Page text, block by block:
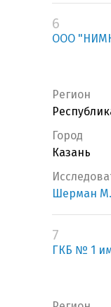
6
ООО
Регион
Город
Казань
Шерман
7
ГКБ № 1